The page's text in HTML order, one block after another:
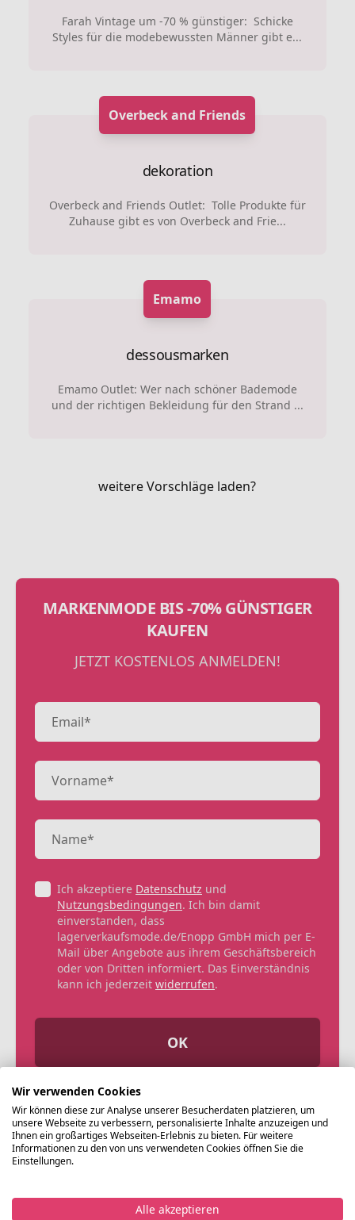
Farah Vintage um -70 % günstiger: Schicke
Styles für die modebewussten Männer gibt e...
Overbeck and Friends
dekoration
Overbeck and Friends Outlet: Tolle Produkte für
Zuhause gibt es von Overbeck and Frie...
Emamo
dessousmarken
Emamo Outlet: Wer nach schöner Bademode
und der richtigen Bekleidung für den Strand ...
weitere Vorschläge laden?
MARKENMODE BIS -70% GÜNSTIGER
KAUFEN
JETZT KOSTENLOS ANMELDEN!
Ich akzeptiere Datenschutz und
Nutzungsbedingungen. Ich bin damit
einverstanden, dass
lagerverkaufsmode.de/Enopp GmbH mich per E-
Mail über Angebote aus ihrem Geschäftsbereich
oder von Dritten informiert. Das Einverständnis
kann ich jederzeit widerrufen.
OK
Wir verwenden Cookies
Wir können diese zur Analyse unserer Besucherdaten platzieren, um
unsere Webseite zu verbessern, personalisierte Inhalte anzuzeigen und
Ihnen ein großartiges Webseiten-Erlebnis zu bieten. Für weitere
Informationen zu den von uns verwendeten Cookies öffnen Sie die
Einstellungen.
Alle akzeptieren